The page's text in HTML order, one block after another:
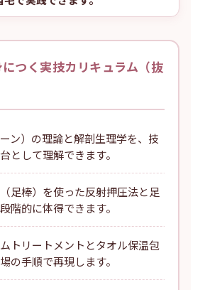
つく実技カリキュラム（抜
ン）の理論と解剖生理学を、技
として理解できます。
足棒）を使った反射押圧法と足
階的に体得できます。
トリートメントとタオル保温包
の手順で再現します。